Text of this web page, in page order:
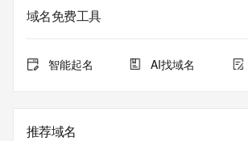
域名免费工具
智能起名 AI找域名
推荐域名